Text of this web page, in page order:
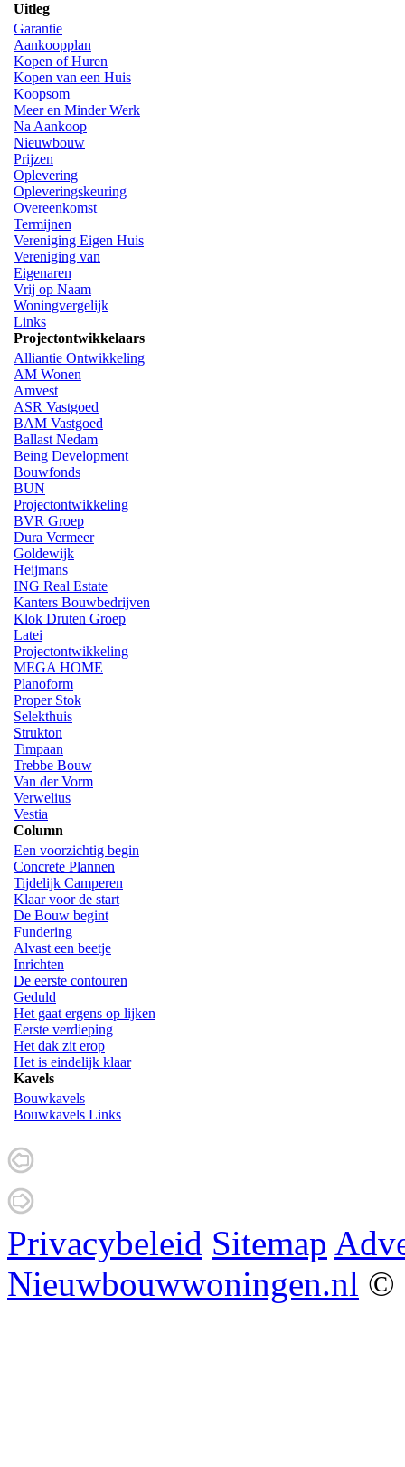
Uitleg
Garantie
Aankoopplan
Kopen of Huren
Kopen van een Huis
Koopsom
Meer en Minder Werk
Na Aankoop
Nieuwbouw
Prijzen
Oplevering
Opleveringskeuring
Overeenkomst
Termijnen
Vereniging Eigen Huis
Vereniging van
Eigenaren
Vrij op Naam
Woningvergelijk
Links
Projectontwikkelaars
Alliantie Ontwikkeling
AM Wonen
Amvest
ASR Vastgoed
BAM Vastgoed
Ballast Nedam
Being Development
Bouwfonds
BUN
Projectontwikkeling
BVR Groep
Dura Vermeer
Goldewijk
Heijmans
ING Real Estate
Kanters Bouwbedrijven
Klok Druten Groep
Latei
Projectontwikkeling
MEGA HOME
Planoform
Proper Stok
Selekthuis
Strukton
Timpaan
Trebbe Bouw
Van der Vorm
Verwelius
Vestia
Column
Een voorzichtig begin
Concrete Plannen
Tijdelijk Camperen
Klaar voor de start
De Bouw begint
Fundering
Alvast een beetje
Inrichten
De eerste contouren
Geduld
Het gaat ergens op lijken
Eerste verdieping
Het dak zit erop
Het is eindelijk klaar
Kavels
Bouwkavels
Bouwkavels Links
Privacybeleid Sitemap
Nieuwbouwwoningen.nl ©